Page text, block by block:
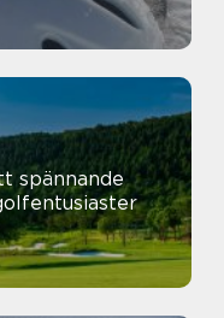
spännande